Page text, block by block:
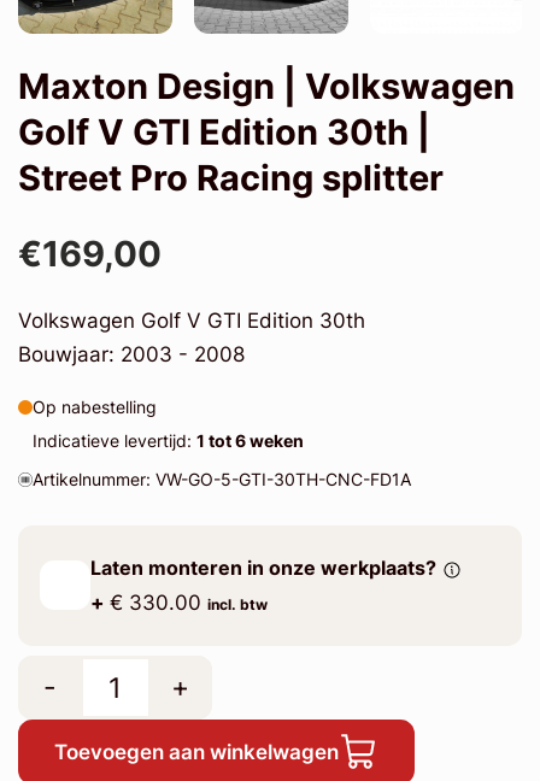
Maxton Design | Volkswagen
Golf V GTI Edition 30th |
Street Pro Racing splitter
€169,00
Volkswagen Golf V GTI Edition 30th
Bouwjaar: 2003 - 2008
Op nabestelling
Indicatieve levertijd: 1 tot 6 weken
Artikelnummer: VW-GO-5-GTI-30TH-CNC-FD1A
Laten monteren in onze werkplaats?
+ € 330.00 incl. btw
- +
Toevoegen aan winkelwagen